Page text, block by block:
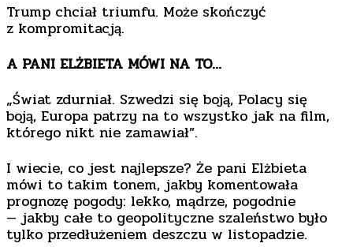
Trump chciał triumfu. Może skończyć
z kompromitacją.
A PANI ELŻBIETA MÓWI NA TO…
„Świat zdurniał. Szwedzi się boją, Polacy się
boją, Europa patrzy na to wszystko jak na film,
którego nikt nie zamawiał”.
I wiecie, co jest najlepsze? Że pani Elżbieta
mówi to takim tonem, jakby komentowała
prognozę pogody: lekko, mądrze, pogodnie
— jakby całe to geopolityczne szaleństwo było
tylko przedłużeniem deszczu w listopadzie.